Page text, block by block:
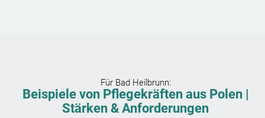
Für Bad Heilbrunn:
Beispiele von Pflegekräften aus Polen |
Stärken & Anforderungen